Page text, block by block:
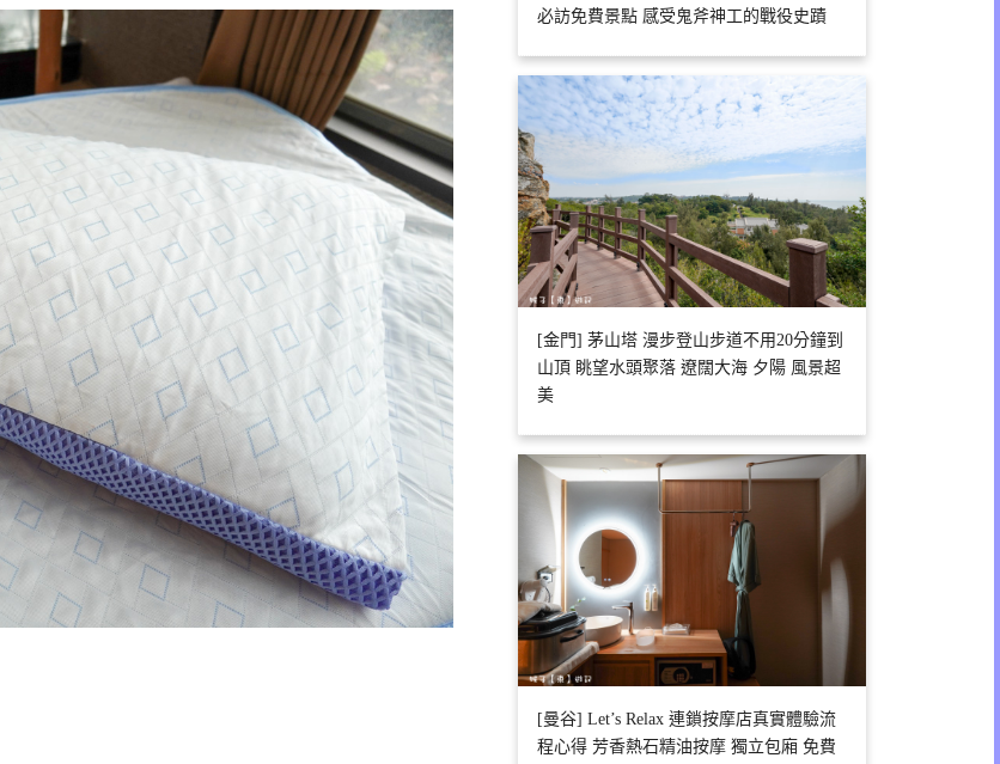
必訪免費景點 感受鬼斧神工的戰役史蹟
[金門] 茅山塔 漫步登山步道不用20分鐘到
山頂 眺望水頭聚落 遼闊大海 夕陽 風景超
美
[曼谷] Let’s Relax 連鎖按摩店真實體驗流
程心得 芳香熱石精油按摩 獨立包廂 免費